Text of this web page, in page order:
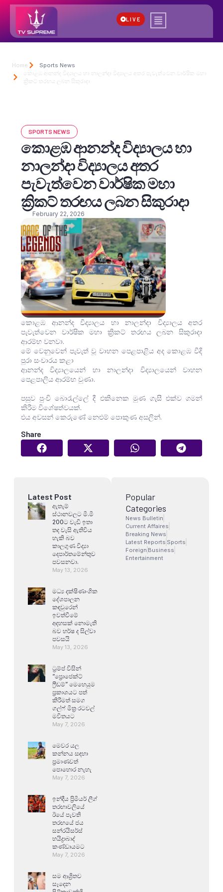
LIVE
Home
Sports News
කොළඹ ආනන්ද විද්‍යාලය හා නාලන්දා විද්‍යාලය අතර පැවැත්වෙන වාර්ෂික මහා
ක්‍රිකට් තරඟය ලබන සිකුරාදා
SPORTS NEWS
කොළඹ ආනන්ද විද්‍යාලය හා
නාලන්දා විද්‍යාලය අතර
පැවැත්වෙන වාර්ෂික මහා
ක්‍රිකට් තරඟය ලබන සිකුරාදා
February 22, 2026
කොළඹ ආනන්ද විද්‍යාලය හා නාලන්දා විද්‍යාලය අතර
පැවැත්වෙන වාර්ෂික මහා ක්‍රිකට් තරඟය ලබන සිකුරාදා
ආරම්භ වනවා.
මේ වෙනුවෙන් පැවැත් වූ වාහන පෙළපාළිය අද කොළඹ වීදි
පුරා සංචාරය කළා
ආනන්ද විද්‍යාලයෙන් හා නාලන්දා විද්‍යාලයෙන් වාහන
පෙළපාලිය ආරම්භ වුණා.
පසුව පුංචි බොරැල්ලේ දී එකිනෙක මුණ ගැසී එක්ව ගමන්
කිරීම විශේෂත්වයක්.
එය අවසන් කෙරුණේ නෙළුම් පොකුණ අසලින්.
Share
Latest Post
ඇතැම්
ස්ථානවලට මි.මි
200ට වැඩි ඉතා
තද වැසි ඇතිවිය
හැකි බව
කාලගුණ විද්‍යා
දෙපාර්තමේන්තුව
පවසනවා.
May 13, 2026
මධ්‍ය දක්ෂිණාංශික
දේශපාලන
කඳවුරෙන්
ඉවත්වීමේ
අදහසක් නොමැති
බව හර්ෂ ද සිල්වා
පවසයි
May 13, 2026
ට්‍රම්ප් විසින්
“ප්‍රොජෙක්ට්
ෆ්‍රීඩම්” මෙහෙයුම
ප්‍රකාශයට පත්
කිරීමත් සමග
ගල්ෆ් මිත්‍ර රටවල්
මවිතයට
May 7, 2026
මෙවර යල
කන්නය සඳහා
ප්‍රමාණවත්
පොහොර නැහැ
May 7, 2026
ඉන්දීය ප්‍රිමියර් ලීග්
තරඟාවලියේ
ඊයේ පැවති
තරඟයේ ජය
සන්රයිසර්ස්
හයිද්‍රාබාද්
කණ්ඩායමට
May 7, 2026
සම ආශ්‍රිතව
සෑදෙන
Popular
Categories
News Bulletin
Current Affaires
Breaking News
Latest Reports Sports
Foreign Business
Entertainment